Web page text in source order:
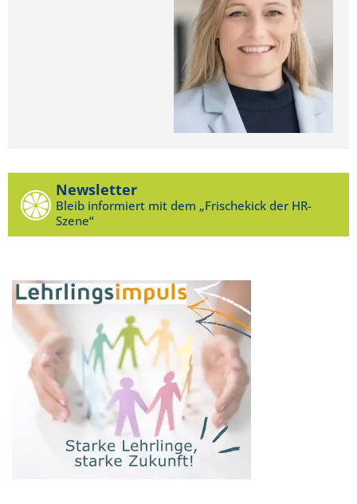
Newsletter
Bleib informiert mit dem „Frischekick der HR-
Szene“